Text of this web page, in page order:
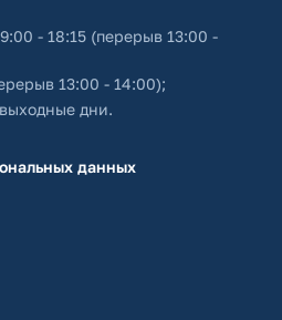
- 18:15 (перерыв 13:00 -
13:00 - 14:00);
дни.
данных